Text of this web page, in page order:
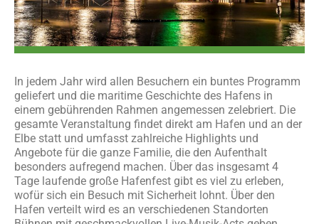
In jedem Jahr wird allen Besuchern ein buntes Programm
geliefert und die maritime Geschichte des Hafens in
einem gebührenden Rahmen angemessen zelebriert. Die
gesamte Veranstaltung findet direkt am Hafen und an der
Elbe statt und umfasst zahlreiche Highlights und
Angebote für die ganze Familie, die den Aufenthalt
besonders aufregend machen. Über das insgesamt 4
Tage laufende große Hafenfest gibt es viel zu erleben,
wofür sich ein Besuch mit Sicherheit lohnt. Über den
Hafen verteilt wird es an verschiedenen Standorten